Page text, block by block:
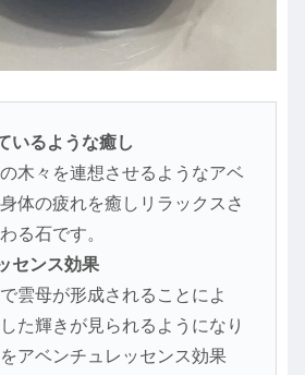
いるような癒し
木々を連想させるようなアベ
体の疲れを癒しリラックスさ
る石です。
センス効果
雲母が形成されることによ
た輝きが見られるようになり
アベンチュレッセンス効果